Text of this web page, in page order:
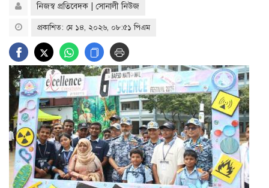
নিজস্ব প্রতিবেদক | সোনালী নিউজ
প্রকাশিত: মে ১৪, ২০২৬, ০৮:৫১ পিএম